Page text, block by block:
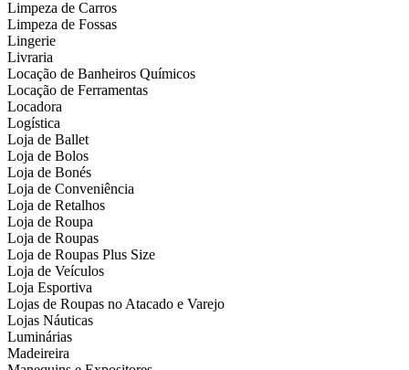
Limpeza de Carros
Limpeza de Fossas
Lingerie
Livraria
Locação de Banheiros Químicos
Locação de Ferramentas
Locadora
Logística
Loja de Ballet
Loja de Bolos
Loja de Bonés
Loja de Conveniência
Loja de Retalhos
Loja de Roupa
Loja de Roupas
Loja de Roupas Plus Size
Loja de Veículos
Loja Esportiva
Lojas de Roupas no Atacado e Varejo
Lojas Náuticas
Luminárias
Madeireira